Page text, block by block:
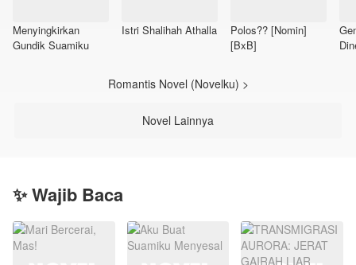
Menyingkirkan
Gundik Suamiku
Istri Shalihah Athalla
Polos?? [Nomin]
[BxB]
Romantis Novel (Novelku) >
Novel Lainnya
✨ Wajib Baca